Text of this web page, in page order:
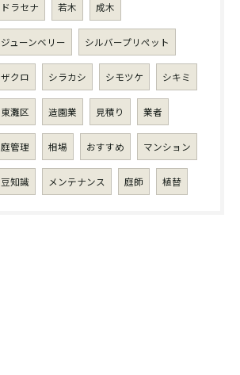
ドラセナ 若木 成木
ジューンベリー シルバープリペット
ザクロ シラカシ シモツケ シキミ
東灘区 造園業 見積り 業者
庭管理 相場 おすすめ マンション
豆知識 メンテナンス 庭師 植替